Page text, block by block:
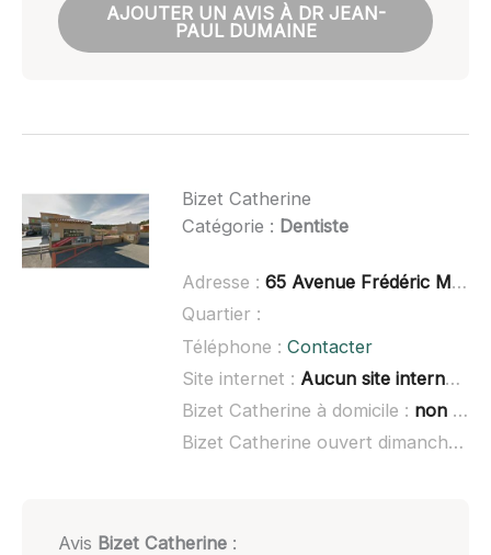
AJOUTER UN AVIS À DR JEAN-
PAUL DUMAINE
Bizet Catherine
Catégorie : Dentiste
Adresse : 65 Avenue Frédéric Mistral, 13820 Ensuès-la-Redonne
Quartier :
Téléphone : Contacter
Site internet : Aucun site internet connu
Bizet Catherine à domicile : non renseigné
Bizet Catherine ouvert dimanche :
Avis Bizet Catherine: